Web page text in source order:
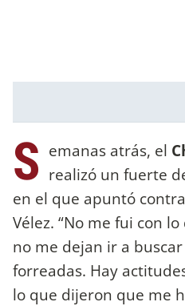
S emanas atrás, el
realizó un fuerte
en el que apuntó
Vélez. “No me fui con
no me dejan ir a
forreadas. Hay
lo que dijeron que me